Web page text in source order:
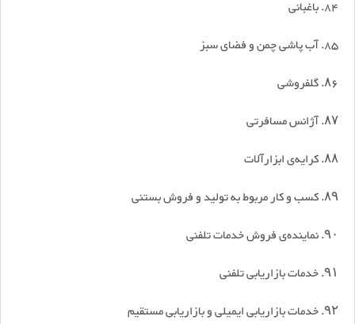
84. باغبانی
85. آب پاشی چمن و فضای سبز
۸۶. گلفروشی
۸۷. آژانس مسافرتی
۸۸. کرایه‌ی ابزارآلات
۸۹. کسب و کار مربوط به تولید و فروش بستنی
۹۰. نماینده‌ی فروش خدمات تلفنی
۹۱. خدمات بازاریابی تلفنی
۹۲. خدمات بازاریابی ایمیلی و بازاریابی مستقیم